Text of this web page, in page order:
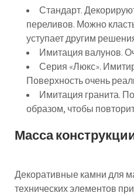
Стандарт.
переливов. Можно
уступает другим
Имитация валунов.
Серия «Люкс».
Поверхность очень
Имитация гранита.
образом, чтобы
Масса
Декоративные камни для
технических элементов